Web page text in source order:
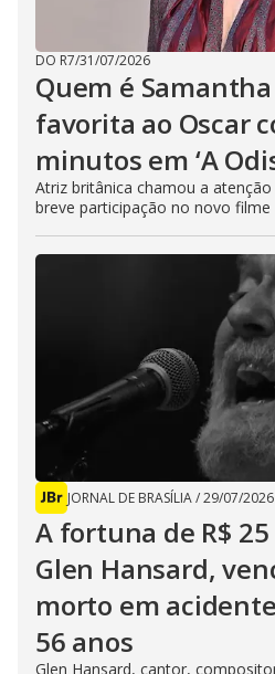
DO R7/31/07/2026
Quem é
favorita ao Oscar
minutos em ‘A
Atriz britânica chamou a
breve participação no novo
JORNAL DE BRASÍLIA/29/07/2026
A fortuna de R$
Glen Hansard,
morto em
56 anos
Glen Hansard, cantor,